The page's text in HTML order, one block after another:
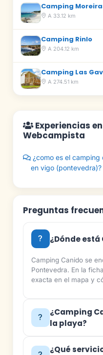
Camping
A 33.12 km
Camping Rinlo
A 204.12 km
Camping Las
A 274.51 km
Experiencias
Webcampista
¿como es el camping
en vigo (pontevedra)?
Preguntas
¿Dónde
Camping Canido se
Pontevedra. En la
exacta en el mapa y
¿Camping
la playa?
¿Qué